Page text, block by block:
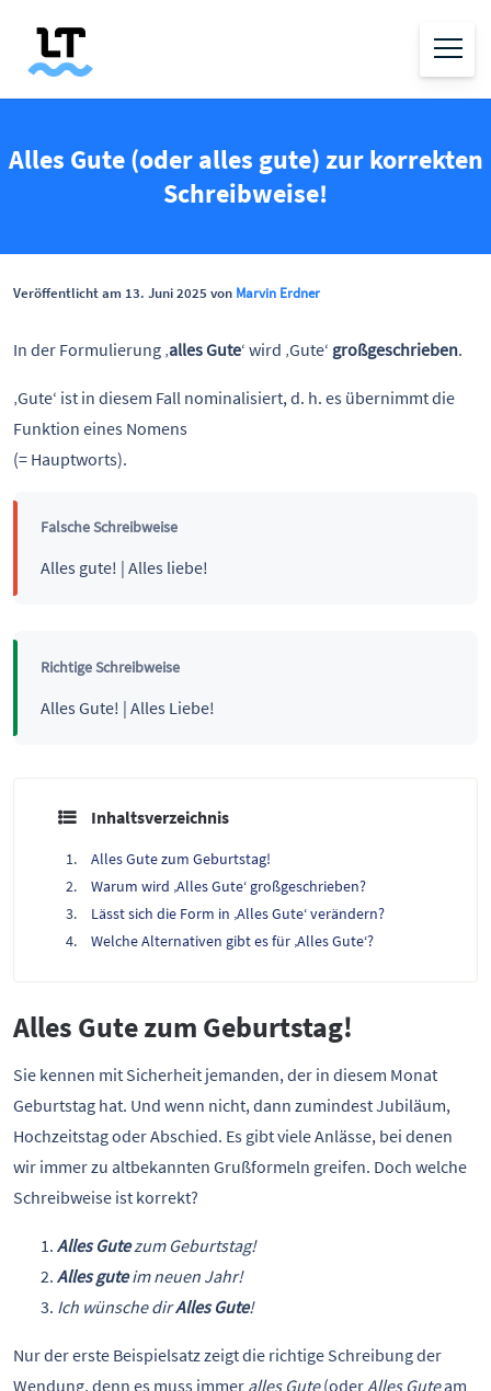
Alles Gute (oder alles gute) zur korrekten
Schreibweise!
Veröffentlicht am 13. Juni 2025 von Marvin Erdner
In der Formulierung ‚alles Gute‘ wird ‚Gute‘ großgeschrieben.
‚Gute‘ ist in diesem Fall nominalisiert, d. h. es übernimmt die
Funktion eines Nomens
(= Hauptworts).
Falsche Schreibweise
Alles gute! | Alles liebe!
Richtige Schreibweise
Alles Gute! | Alles Liebe!
Inhaltsverzeichnis
Alles Gute zum Geburtstag!
Warum wird ‚Alles Gute‘ großgeschrieben?
Lässt sich die Form in ‚Alles Gute‘ verändern?
Welche Alternativen gibt es für ‚Alles Gute‘?
Alles Gute zum Geburtstag!
Sie kennen mit Sicherheit jemanden, der in diesem Monat
Geburtstag hat. Und wenn nicht, dann zumindest Jubiläum,
Hochzeitstag oder Abschied. Es gibt viele Anlässe, bei denen
wir immer zu altbekannten Grußformeln greifen. Doch welche
Schreibweise ist korrekt?
Alles Gutezum Geburtstag!
Alles guteim neuen Jahr!
Ich wünsche dirAlles Gute!
Nur der erste Beispielsatz zeigt die richtige Schreibung der
Wendung, denn es muss immer alles Gute(oderAlles Guteam